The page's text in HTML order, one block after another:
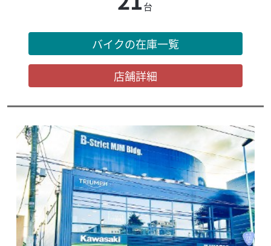
台
バイクの在庫一覧
店舗詳細